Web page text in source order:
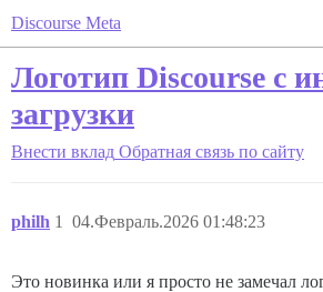
Discourse Meta
Логотип Discourse с
загрузки
Внести вклад Обратная связь по сайту
philh 04.Февраль.2026 01:48:23
1
Это новинка или я просто не замечал